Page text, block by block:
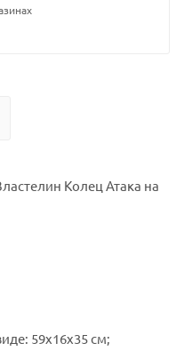
Колец Атака на
59x16x35 см;